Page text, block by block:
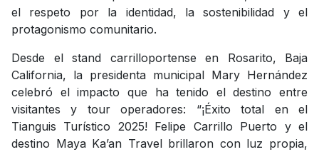
el respeto por la identidad, la sostenibilidad y el
protagonismo comunitario.
Desde el stand carrilloportense en Rosarito, Baja
California, la presidenta municipal Mary Hernández
celebró el impacto que ha tenido el destino entre
visitantes y tour operadores: “¡Éxito total en el
Tianguis Turístico 2025! Felipe Carrillo Puerto y el
destino Maya Ka’an Travel brillaron con luz propia,